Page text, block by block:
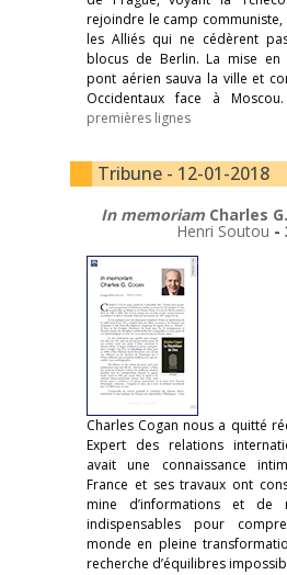
rejoindre le camp communiste,
les Alliés qui ne cédèrent
blocus de Berlin. La mise en
pont aérien sauva la ville et
Occidentaux face à Moscou.
premières lignes
Tribune - 12-01-2018
In memoriamCharles
Henri Soutou -
Charles Cogan nous a quitté
Expert des relations
avait une connaissance
France et ses travaux ont
mine d’informations et de
indispensables pour
monde en pleine
recherche d’équilibres